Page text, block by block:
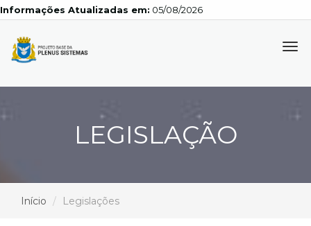
Atualizadas em: 05/08/2026
LEGISLAÇÃO
Início Legislações